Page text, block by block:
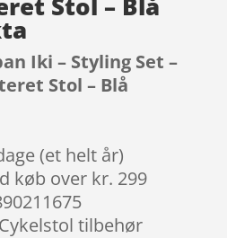
Iki – Styling Set –
Stol – Blå
(et helt år)
køb over kr. 299
tilbehør